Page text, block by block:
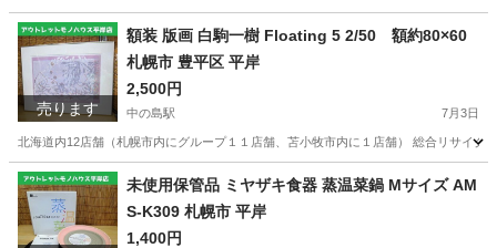
売ります
額装 版画 白駒一樹 Floating 5 2/50 額約80×60
札幌市 豊平区 平岸
2,500円
中の島駅 7月3日
北海道内12店舗（札幌市内にグループ１１店舗、苫小牧市内に１店舗） 総合リサイ
北海道 札幌市 中の島駅 その他 版画
未使用保管品 ミヤザキ食器 蒸温菜鍋 Mサイズ AM
S-K309 札幌市 平岸
1,400円